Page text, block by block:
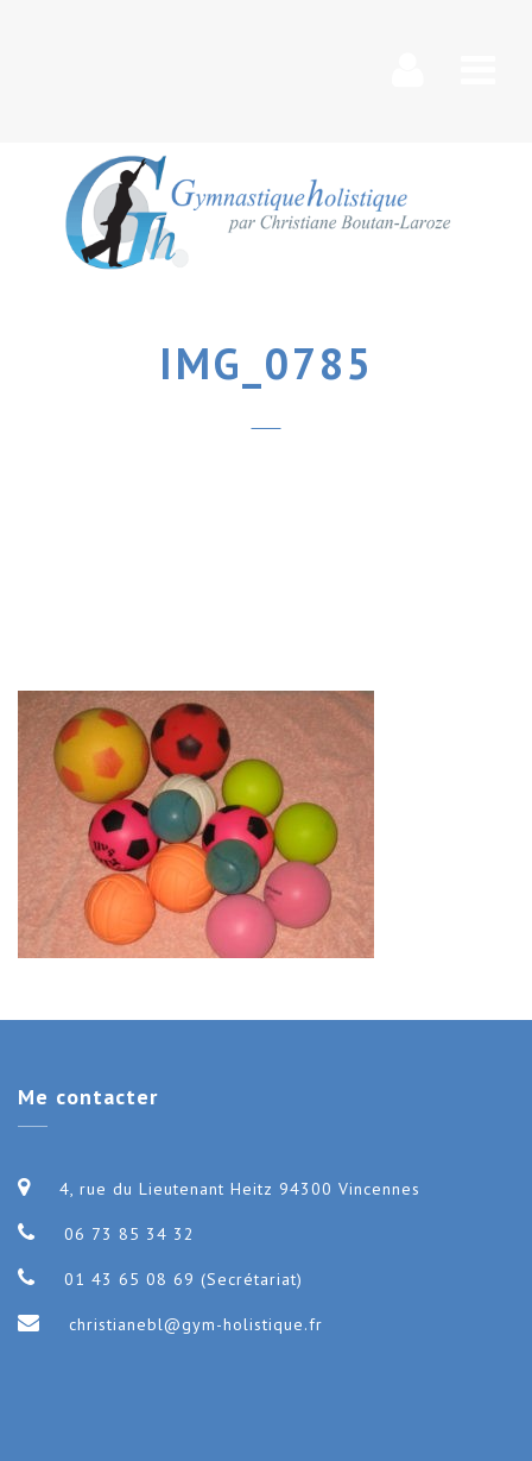
IMG_0785
Me contacter
4, rue du Lieutenant Heitz 94300 Vincennes
06 73 85 34 32
01 43 65 08 69 (Secrétariat)
christianebl@gym-holistique.fr